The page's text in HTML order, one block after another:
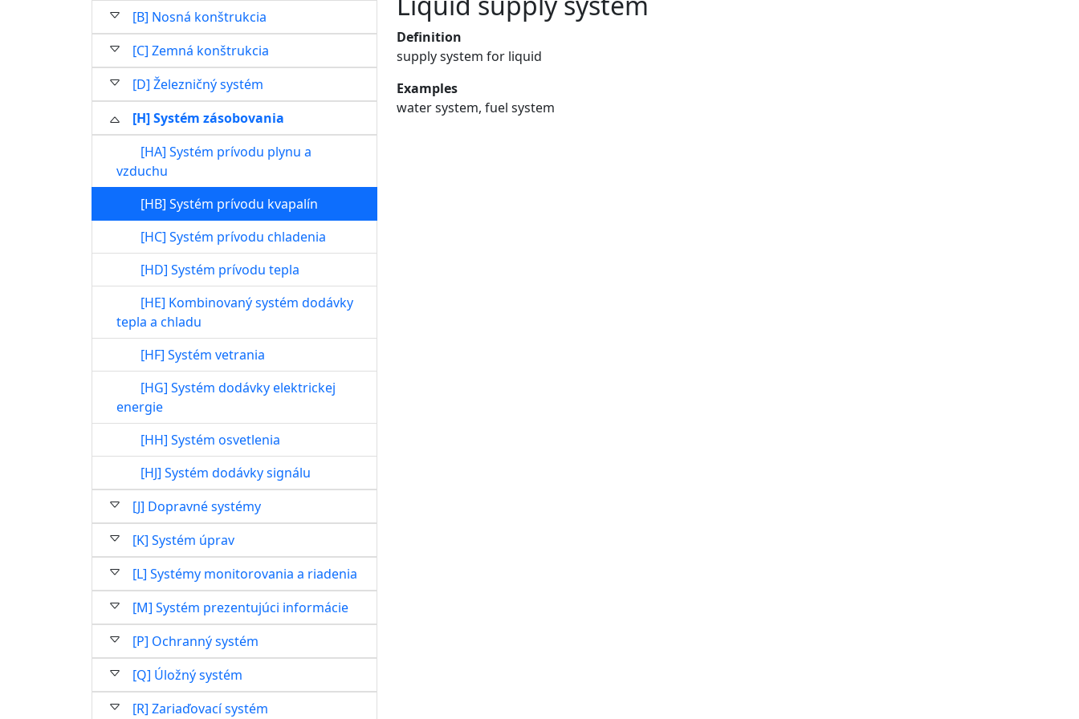
[B] Nosná konštrukcia
[C] Zemná konštrukcia
[D] Železničný systém
[H] Systém zásobovania
[HA] Systém prívodu plynu a
vzduchu
[HB] Systém prívodu kvapalín
[HC] Systém prívodu chladenia
[HD] Systém prívodu tepla
[HE] Kombinovaný systém dodávky
tepla a chladu
[HF] Systém vetrania
[HG] Systém dodávky elektrickej
energie
[HH] Systém osvetlenia
[HJ] Systém dodávky signálu
[J] Dopravné systémy
[K] Systém úprav
[L] Systémy monitorovania a riadenia
[M] Systém prezentujúci informácie
[P] Ochranný systém
[Q] Úložný systém
[R] Zariaďovací systém
Definition
supply system for liquid
Examples
water system, fuel system